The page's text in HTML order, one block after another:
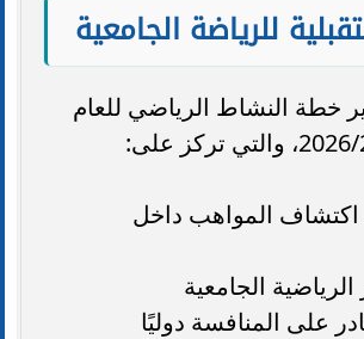
للرياضة الجامعية
خطة النشاط الرياضي للعام
اكتشاف المواهب داخل
الجامعية
على المنافسة دوليًا